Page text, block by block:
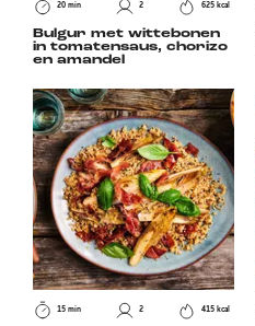
20 min 2 625 kcal
Bulgur met wittebonen
in tomatensaus, chorizo
en amandel
15 min 2 415 kcal